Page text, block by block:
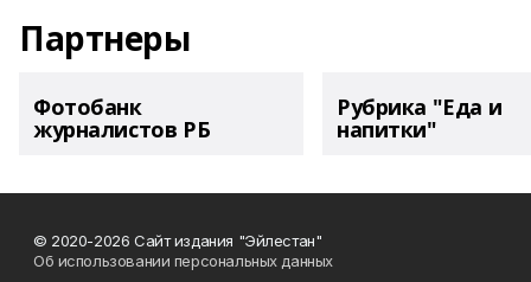
Партнеры
Фотобанк
журналистов РБ
Рубрика "Еда и
напитки"
© 2020-2026 Сайт издания "Эйлестан"
Об использовании персональных данных